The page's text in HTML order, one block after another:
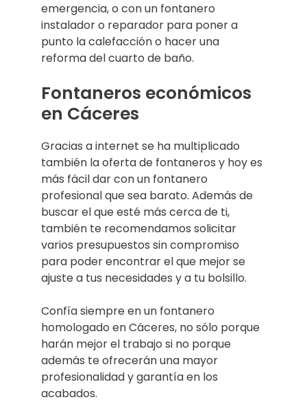
emergencia, o con un fontanero
instalador o reparador para poner a
punto la calefacción o hacer una
reforma del cuarto de baño.
Fontaneros económicos
en Cáceres
Gracias a internet se ha multiplicado
también la oferta de fontaneros y hoy es
más fácil dar con un fontanero
profesional que sea barato. Además de
buscar el que esté más cerca de ti,
también te recomendamos solicitar
varios presupuestos sin compromiso
para poder encontrar el que mejor se
ajuste a tus necesidades y a tu bolsillo.
Confía siempre en un fontanero
homologado en Cáceres, no sólo porque
harán mejor el trabajo si no porque
además te ofrecerán una mayor
profesionalidad y garantía en los
acabados.